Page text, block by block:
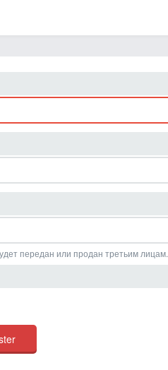
передан или продан третьим лицам.